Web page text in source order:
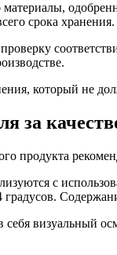
срока хранения.
который не
за
продукта
с
себя визуальный